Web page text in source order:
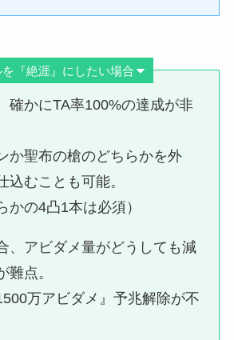
『絶涯』にしたい場合
確かにTA率100%の達成が非
か聖布の槍のどちらかを外
込むことも可能。
かの4凸1本は必須）
、アビダメ量がどうしても減
難点。
万アビダメ』予兆解除が不